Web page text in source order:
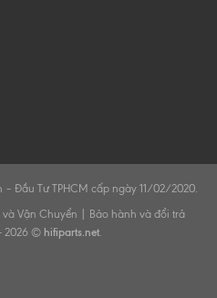
– Đầu Tư TPHCM cấp ngày 11/02/2020.
và Vận Chuyển
Bảo hành và đổi trả
2026 © hifiparts.net.